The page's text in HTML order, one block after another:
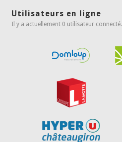
Utilisateurs en ligne
Il y a actuellement 0 utilisateur connecté.